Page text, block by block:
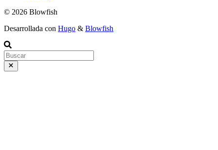
© 2026 Blowfish
Desarrollada con Hugo & Blowfish